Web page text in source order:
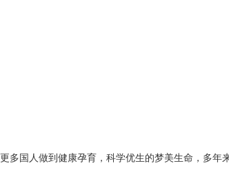
多国人做到健康孕育，科学优生的梦美生命，多